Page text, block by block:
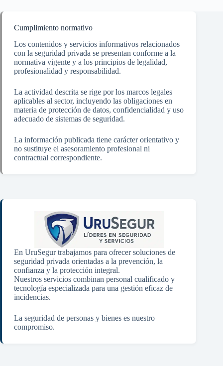
Cumplimiento normativo
Los contenidos y servicios informativos relacionados
con la seguridad privada se presentan conforme a la
normativa vigente y a los principios de legalidad,
profesionalidad y responsabilidad.
La actividad descrita se rige por los marcos legales
aplicables al sector, incluyendo las obligaciones en
materia de protección de datos, confidencialidad y uso
adecuado de sistemas de seguridad.
La información publicada tiene carácter orientativo y
no sustituye el asesoramiento profesional ni
contractual correspondiente.
En UruSegur trabajamos para ofrecer soluciones de
seguridad privada orientadas a la prevención, la
confianza y la protección integral.
Nuestros servicios combinan personal cualificado y
tecnología especializada para una gestión eficaz de
incidencias.
La seguridad de personas y bienes es nuestro
compromiso.